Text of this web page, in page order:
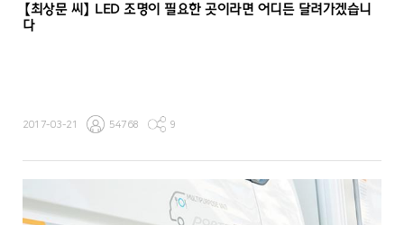
【최상문 씨】 LED 조명이 필요한 곳이라면 어디든 달려가겠습니
다
2017-03-21 54768 9